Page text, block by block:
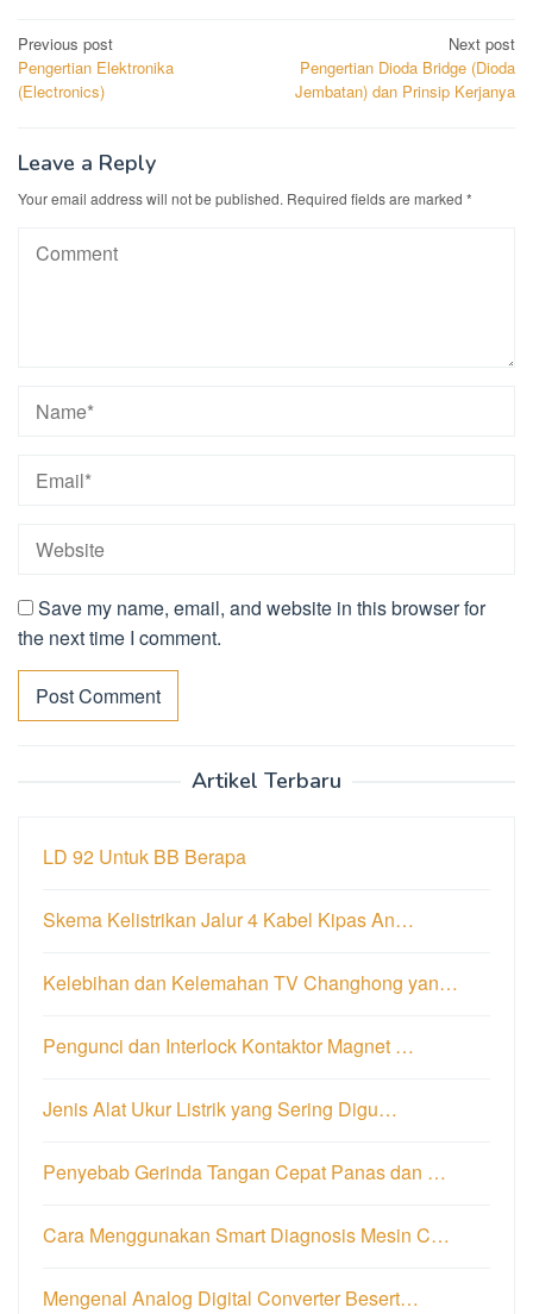
Post
navigation
Previous post
Pengertian Elektronika
(Electronics)
Next post
Pengertian Dioda Bridge (Dioda
Jembatan) dan Prinsip Kerjanya
Leave a Reply
Your email address will not be published. Required fields are marked *
Save my name, email, and website in this browser for
the next time I comment.
Artikel Terbaru
LD 92 Untuk BB Berapa
Skema Kelistrikan Jalur 4 Kabel Kipas An…
Kelebihan dan Kelemahan TV Changhong yan…
Pengunci dan Interlock Kontaktor Magnet …
Jenis Alat Ukur Listrik yang Sering Digu…
Penyebab Gerinda Tangan Cepat Panas dan …
Cara Menggunakan Smart Diagnosis Mesin C…
Mengenal Analog Digital Converter Besert…